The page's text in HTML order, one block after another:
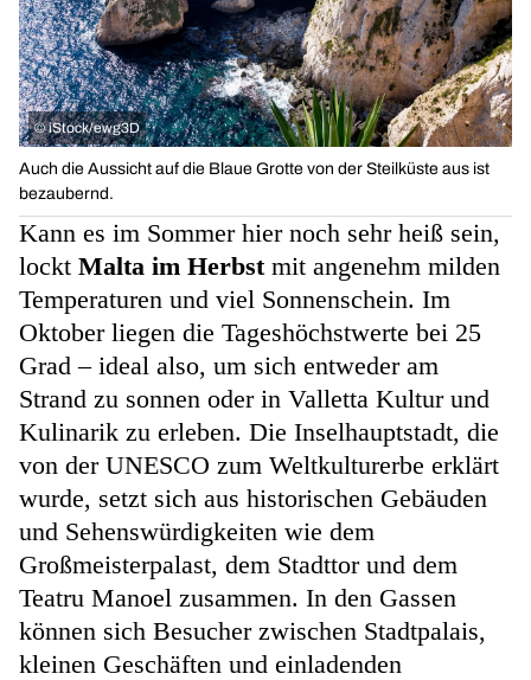
© iStock/ewg3D
Auch die Aussicht auf die Blaue Grotte von der Steilküste aus ist
bezaubernd.
Kann es im Sommer hier noch sehr heiß sein,
lockt Malta im Herbstmit angenehm milden
Temperaturen und viel Sonnenschein. Im
Oktober liegen die Tageshöchstwerte bei 25
Grad – ideal also, um sich entweder am
Strand zu sonnen oder in Valletta Kultur und
Kulinarik zu erleben. Die Inselhauptstadt, die
von der UNESCO zum Weltkulturerbe erklärt
wurde, setzt sich aus historischen Gebäuden
und Sehenswürdigkeiten wie dem
Großmeisterpalast, dem Stadttor und dem
Teatru Manoel zusammen. In den Gassen
können sich Besucher zwischen Stadtpalais,
kleinen Geschäften und einladenden